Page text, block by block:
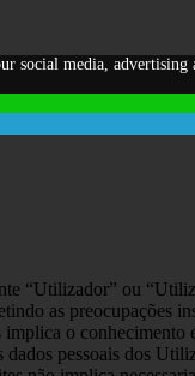
social media, advertising
“Utilizador” ou
as preocupações
o conhecimento
pessoais dos